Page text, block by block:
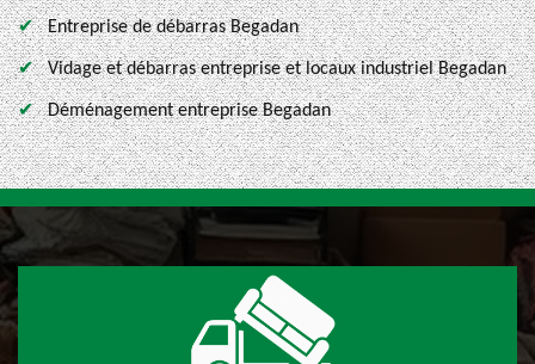
Entreprise de débarras Begadan
Vidage et débarras entreprise et locaux industriel Begadan
Déménagement entreprise Begadan